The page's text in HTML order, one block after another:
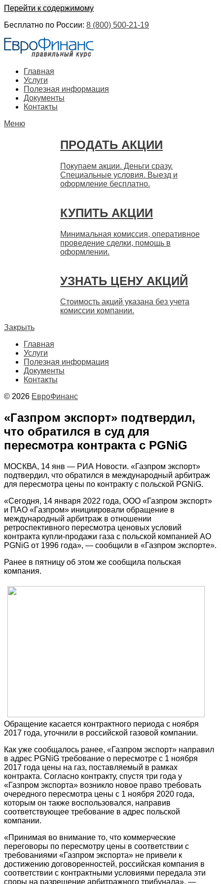
Перейти к содержимому
Бесплатно по России: 8 (800) 500-21-19
ЕвроФинанс
БыстроГлавная
Услуги
Полезная информация
Документы
Контакты
Меню
ПРОДАТЬ АКЦИИ
Покупаем акции. Деньги сразу.
Специальные условия. Выезд и
оформление бесплатно.
КУПИТЬ АКЦИИ
Минимальная комиссия, оперативное
проведение сделки, помощь в
оформлении.
УЗНАТЬ ЦЕНУ АКЦИЙ
Стоимость акций указана без учета
комиссии компании.
Закрыть
Главная
Услуги
Полезная информация
Документы
Контакты
© 2026 ЕвроФинанс
«Газпром экспорт» подтвердил,
что обратился в суд для
пересмотра контракта с PGNiG
МОСКВА, 14 янв — РИА Новости. «Газпром экспорт»
подтвердил, что обратился в международный арбитраж
для пересмотра цены по контракту с польской PGNiG.
«Сегодня, 14 января 2022 года, ООО «Газпром экспорт»
и ПАО «Газпром» инициировали обращение в
международный арбитраж в отношении
ретроспективного пересмотра ценовых условий
контракта купли-продажи газа с польской компанией АО
PGNiG от 1996 года», — сообщили в «Газпром экспорте».
Ранее в пятницу об этом же сообщила польская
компания.
Обращение касается контрактного периода с ноября
2017 года, уточнили в российской газовой компании.
Как уже сообщалось ранее, «Газпром экспорт» направил
в адрес PGNiG требование о пересмотре с 1 ноября
2017 года цены на газ, поставляемый в рамках
контракта. Согласно контракту, спустя три года у
«Газпром экспорта» возникло новое право требовать
очередного пересмотра цены с 1 ноября 2020 года,
которым он также воспользовался, направив
соответствующее требование в адрес польской
компании.
«Принимая во внимание то, что коммерческие
переговоры по пересмотру цены в соответствии с
требованиями «Газпром экспорта» не привели к
достижению договоренностей, российская компания в
соответствии с контрактными условиями передала эти
споры на разрешение арбитражного трибунала», —